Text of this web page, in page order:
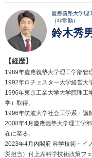
慶應義塾大学理
（非常勤）
鈴木秀
【経歴】
1989年慶應義塾大学理工学部管
1992年ロチェスター大学経営大
1996年東京工業大学大学院理工
学）取得。
1996年筑波大学社会工学系・講
2008年4月慶應義塾大学理工学
在に至る。
2023年4月内閣府 科学技術・イ
災担当）付上席科学技術政策フ